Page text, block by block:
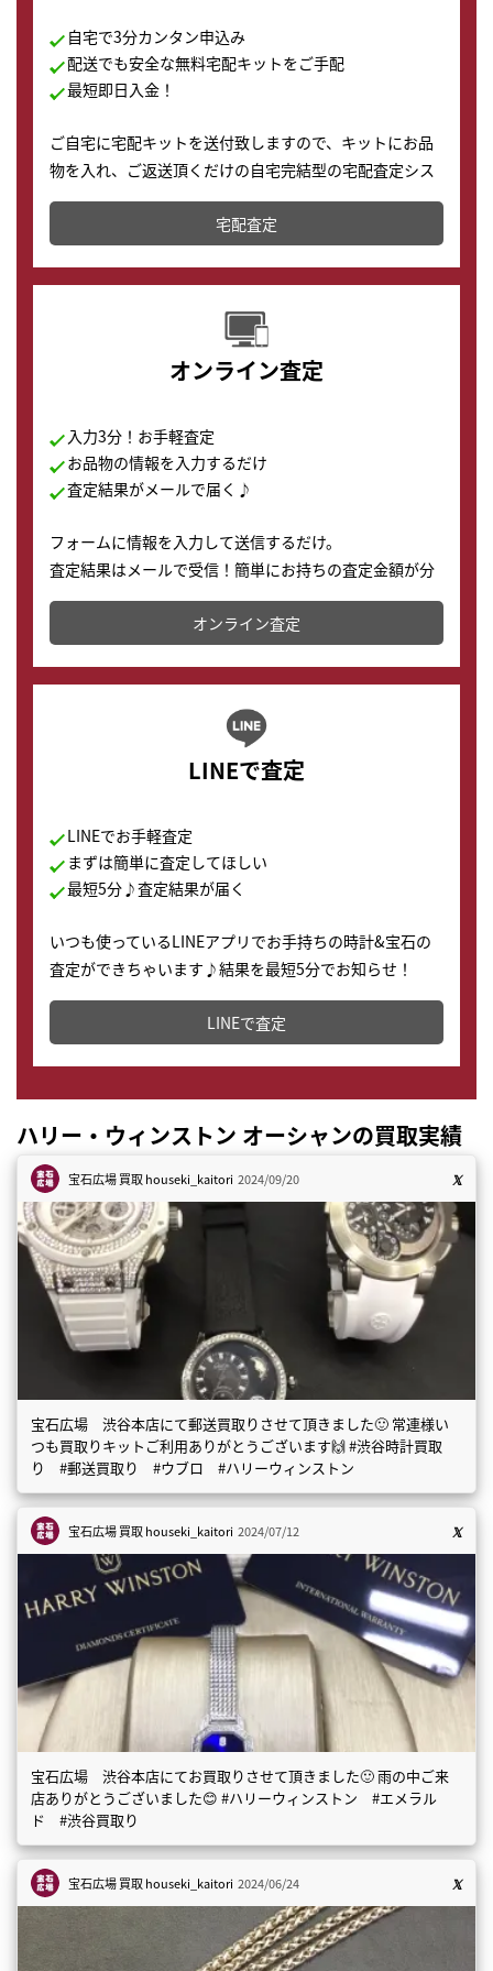
自宅で3分カンタン申込み
配送でも安全な無料宅配キットをご手配
最短即日入金！
ご自宅に宅配キットを送付致しますので、キットにお品
物を入れ、ご返送頂くだけの自宅完結型の宅配査定シス
テムです。
配送でも簡単&安全に査定・買取に出すことが可能で
す。
宅配査定
オンライン査定
入力3分！お手軽査定
お品物の情報を入力するだけ
査定結果がメールで届く♪
フォームに情報を入力して送信するだけ。
査定結果はメールで受信！簡単にお持ちの査定金額が分
かります。
オンライン査定
LINEで査定
LINEでお手軽査定
まずは簡単に査定してほしい
最短5分♪査定結果が届く
いつも使っているLINEアプリでお手持ちの時計&宝石の
査定ができちゃいます♪結果を最短5分でお知らせ！
どこからでもすぐに査定金額を知ることが出来ます。
LINEで査定
ハリー・ウィンストン オーシャンの買取実績
宝石広場 買取houseki_kaitori 2024/09/20
宝石広場 渋谷本店にて郵送買取りさせて頂きました🙂 常連様い
つも買取りキットご利用ありがとうございます🙌 #渋谷時計買取
り #郵送買取り #ウブロ #ハリーウィンストン
宝石広場 買取houseki_kaitori 2024/07/12
宝石広場 渋谷本店にてお買取りさせて頂きました🙂 雨の中ご来
店ありがとうございました😊 #ハリーウィンストン #エメラル
ド #渋谷買取り
宝石広場 買取houseki_kaitori 2024/06/24